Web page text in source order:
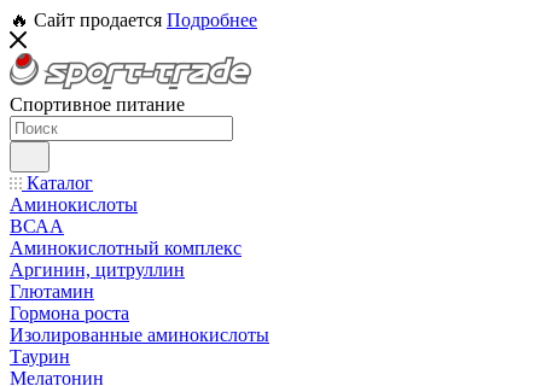
🔥 Сайт продается Подробнее
Спортивное питание
Каталог
Аминокислоты
ВСАА
Аминокислотный комплекс
Аргинин, цитруллин
Глютамин
Гормона роста
Изолированные аминокислоты
Таурин
Мелатонин